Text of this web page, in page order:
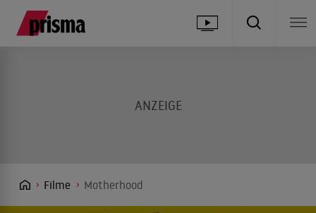
Filme Motherhood